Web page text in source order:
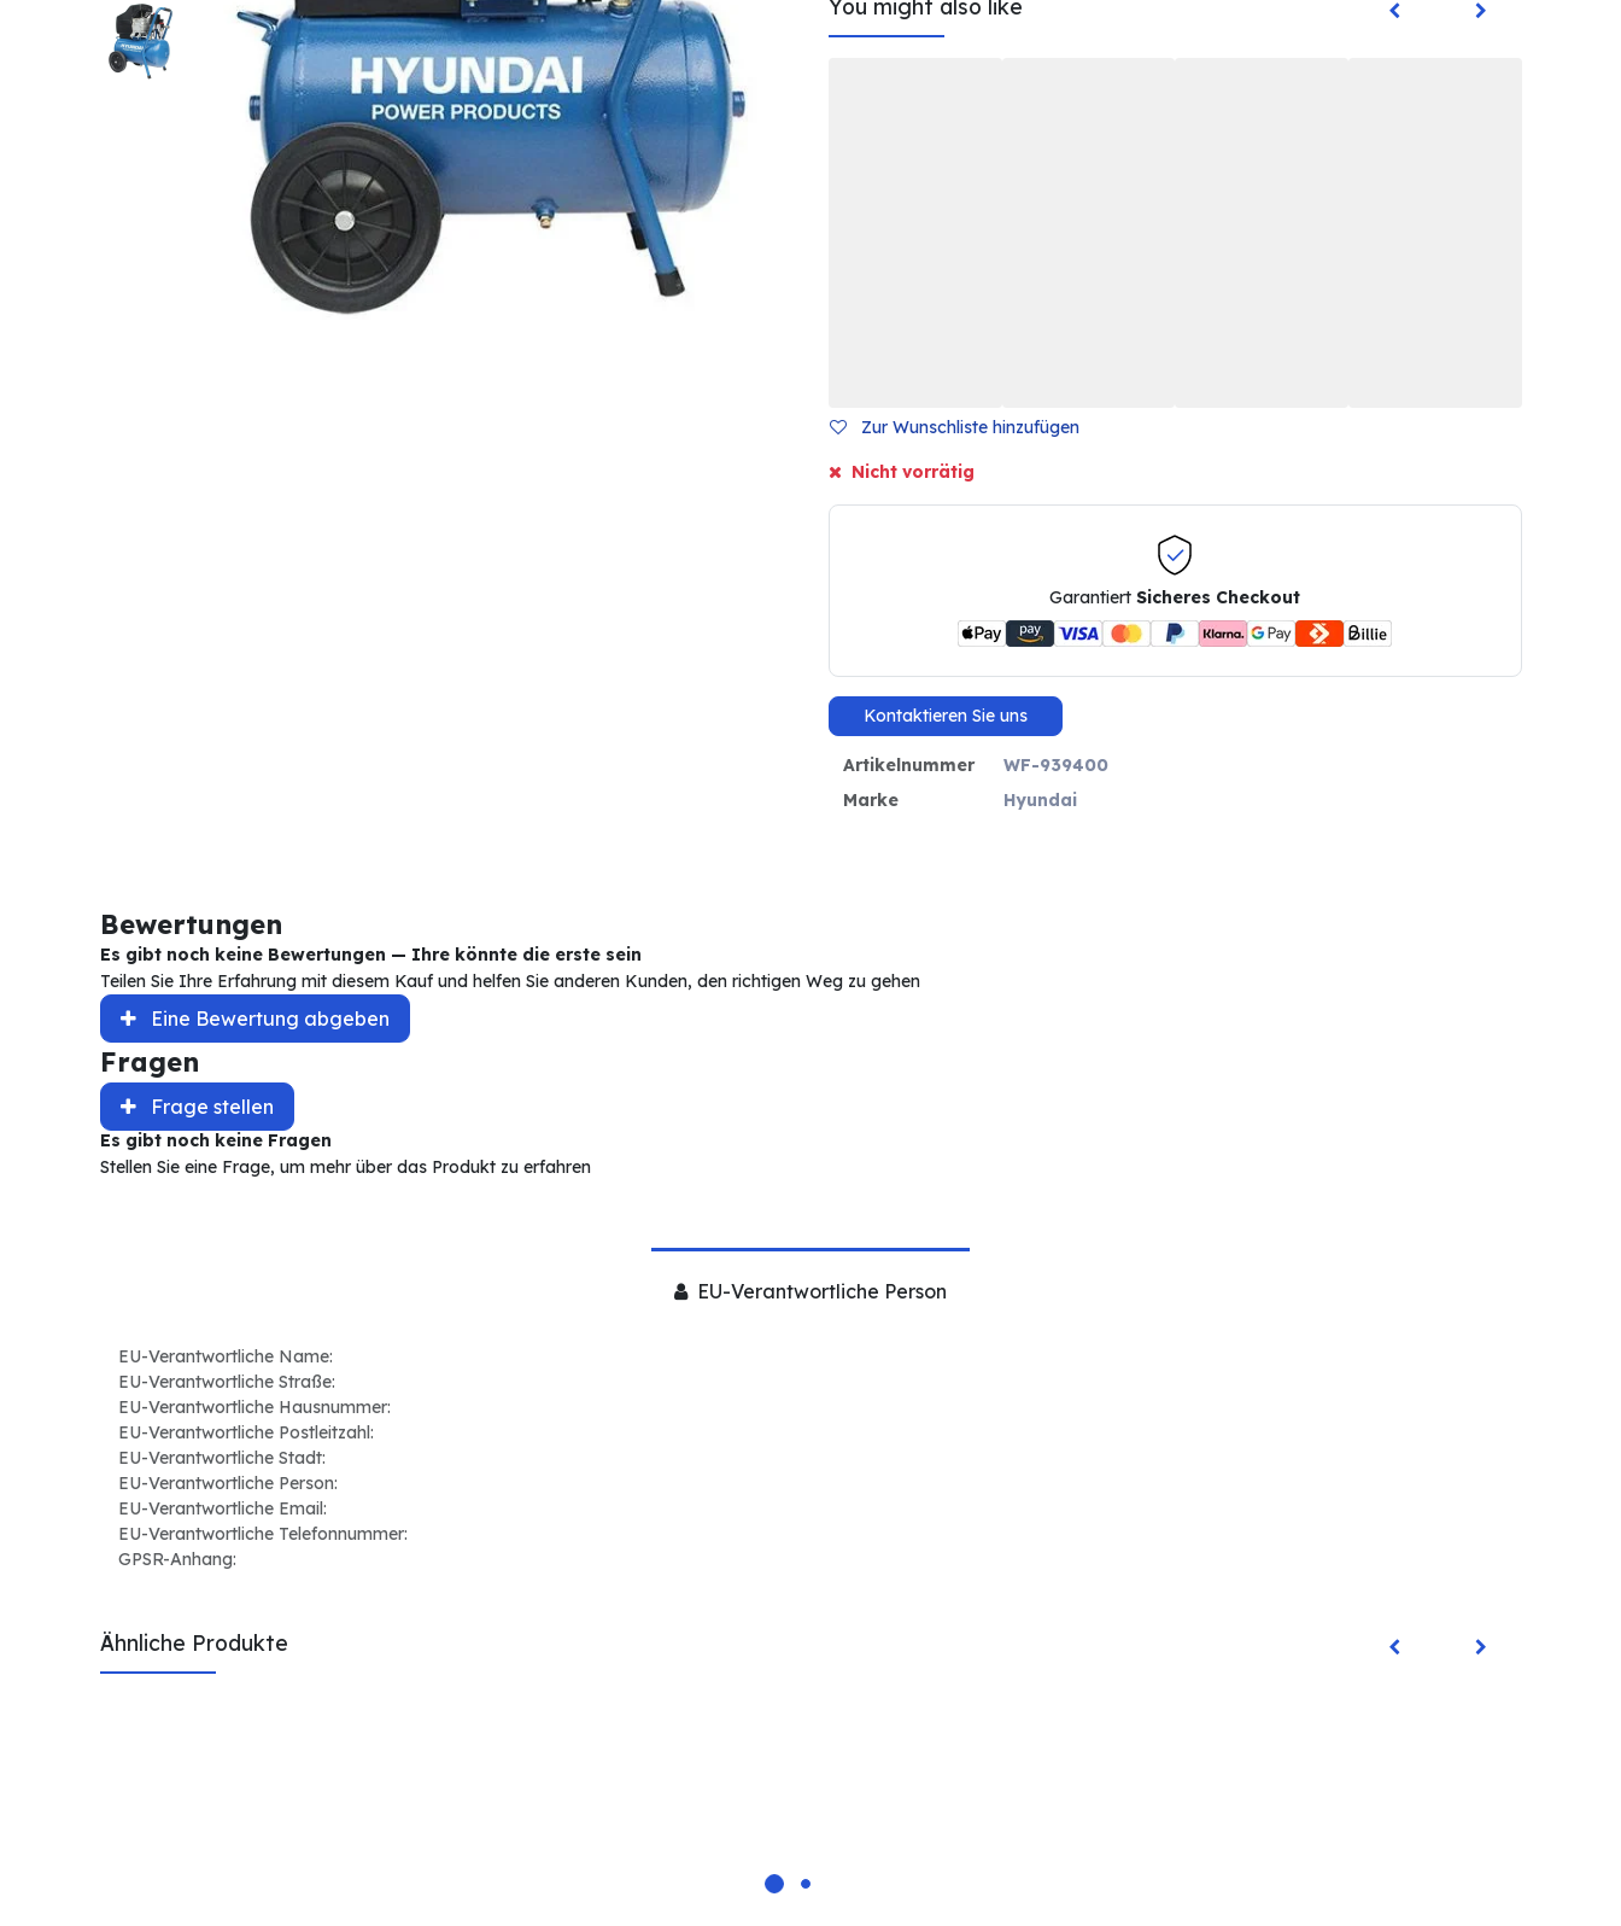
You might also like
Zur Wunschliste hinzufügen
Nicht vorrätig
GarantiertSicheres Checkout
Kontaktieren Sie uns
Artikelnummer
WF-939400
Marke
Hyundai
Bewertungen
Es gibt noch keine Bewertungen — Ihre könnte die erste sein
Teilen Sie Ihre Erfahrung mit diesem Kauf und helfen Sie anderen Kunden, den richtigen Weg zu gehen
Eine Bewertung abgeben
Fragen
Frage stellen
Es gibt noch keine Fragen
Stellen Sie eine Frage, um mehr über das Produkt zu erfahren
EU-Verantwortliche Person
EU-Verantwortliche Name:
EU-Verantwortliche Straße:
EU-Verantwortliche Hausnummer:
EU-Verantwortliche Postleitzahl:
EU-Verantwortliche Stadt:
EU-Verantwortliche Person:
EU-Verantwortliche Email:
EU-Verantwortliche Telefonnummer:
GPSR-Anhang:
Ähnliche Produkte